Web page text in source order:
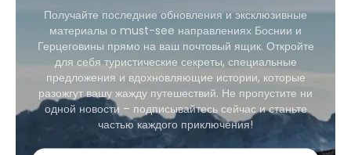
Получайте последние обновления и эксклюзивные
материалы о must-see направлениях Боснии и
Герцеговины прямо на ваш почтовый ящик. Откройте
для себя туристические секреты, специальные
предложения и вдохновляющие истории, которые
разожгут вашу жажду путешествий. Не пропустите ни
одной новости – подписывайтесь сейчас и станьте
частью каждого приключения!